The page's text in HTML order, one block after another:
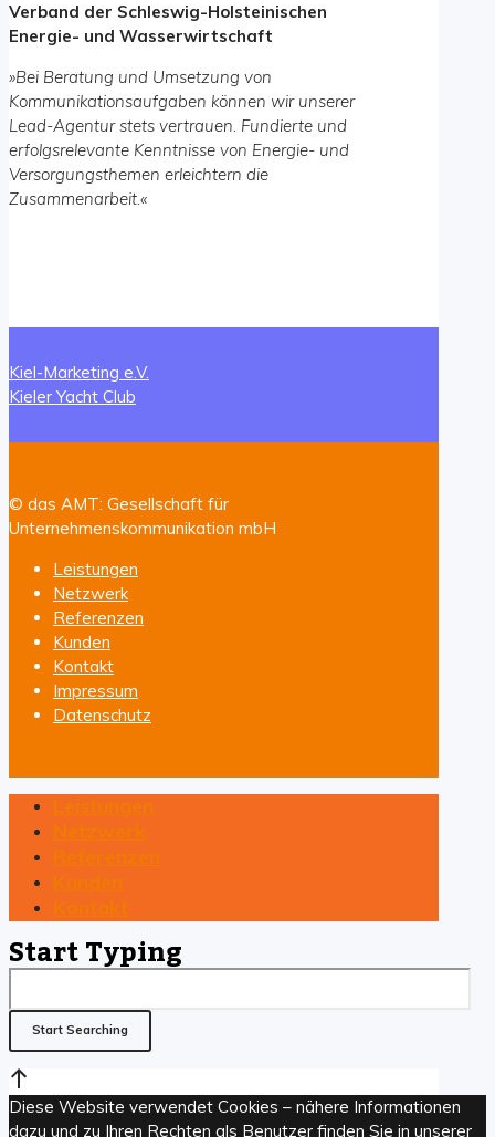
Verband der Schleswig-Holsteinischen
Energie- und Wasserwirtschaft
»Bei Beratung und Umsetzung von
Kommunikationsaufgaben können wir unserer
Lead-Agentur stets vertrauen. Fundierte und
erfolgsrelevante Kenntnisse von Energie- und
Versorgungsthemen erleichtern die
Zusammenarbeit.«
Kiel-Marketing e.V.
Kieler Yacht Club
© das AMT: Gesellschaft für
Unternehmenskommunikation mbH
Leistungen
Netzwerk
Referenzen
Kunden
Kontakt
Impressum
Datenschutz
Leistungen
Netzwerk
Referenzen
Kunden
Kontakt
Start Typing
Diese Website verwendet Cookies – nähere Informationen
dazu und zu Ihren Rechten als Benutzer finden Sie in unserer